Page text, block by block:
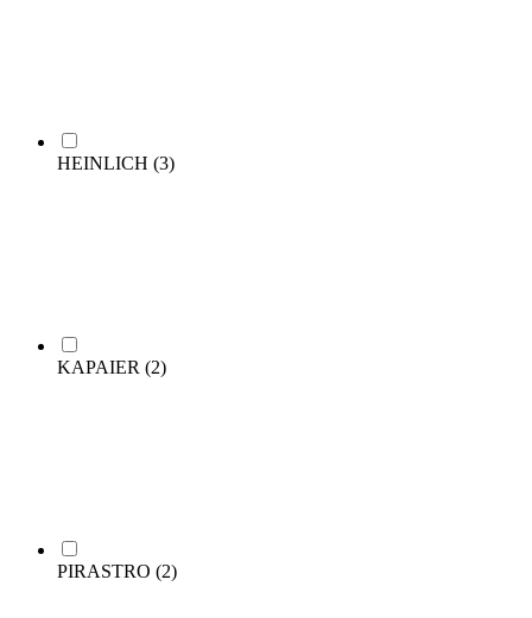
HEINLICH (3)
KAPAIER (2)
PIRASTRO (2)